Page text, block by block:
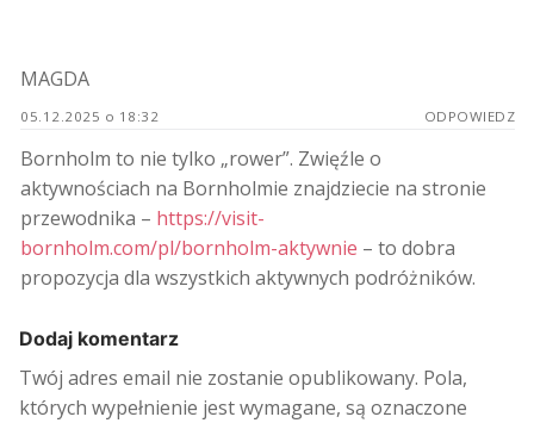
MAGDA
05.12.2025 o 18:32 ODPOWIEDZ
Bornholm to nie tylko „rower”. Zwięźle o
aktywnościach na Bornholmie znajdziecie na stronie
przewodnika – https://visit-
bornholm.com/pl/bornholm-aktywnie – to dobra
propozycja dla wszystkich aktywnych podróżników.
Dodaj komentarz
Twój adres email nie zostanie opublikowany. Pola,
których wypełnienie jest wymagane, są oznaczone